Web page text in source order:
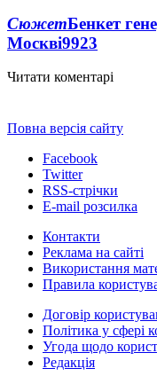
СюжетБенкет
Москві9923
Читати коментарі
Повна версія сайту
Facebook
Twitter
RSS-стрічки
E-mail розсилка
Контакти
Реклама на сайті
Використання
Правила
Договір
Політика у сфері
Угода щодо
Редакція